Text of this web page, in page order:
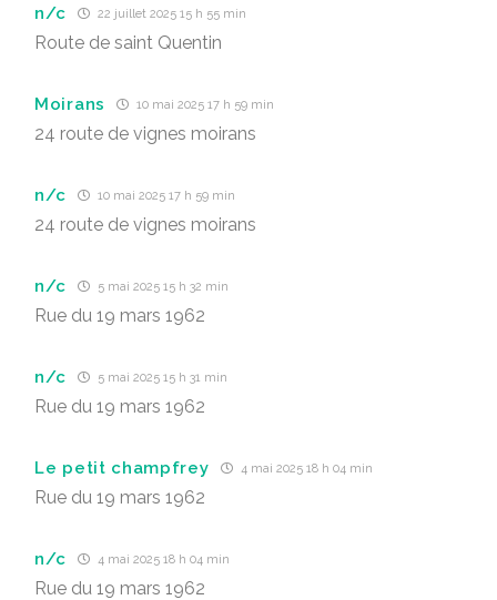
n/c 22 juillet 2025 15 h 55 min
Route de saint Quentin
Moirans 10 mai 2025 17 h 59 min
24 route de vignes moirans
n/c 10 mai 2025 17 h 59 min
24 route de vignes moirans
n/c 5 mai 2025 15 h 32 min
Rue du 19 mars 1962
n/c 5 mai 2025 15 h 31 min
Rue du 19 mars 1962
Le petit champfrey 4 mai 2025 18 h 04 min
Rue du 19 mars 1962
n/c 4 mai 2025 18 h 04 min
Rue du 19 mars 1962